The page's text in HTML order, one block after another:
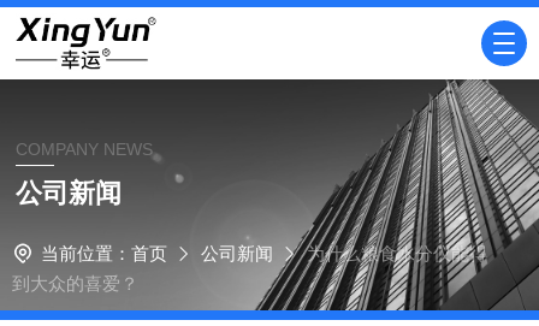
COMPANY NEWS
公司新闻
当前位置： 首页 公司新闻
为什么粮食水分仪能得
到大众的喜爱？